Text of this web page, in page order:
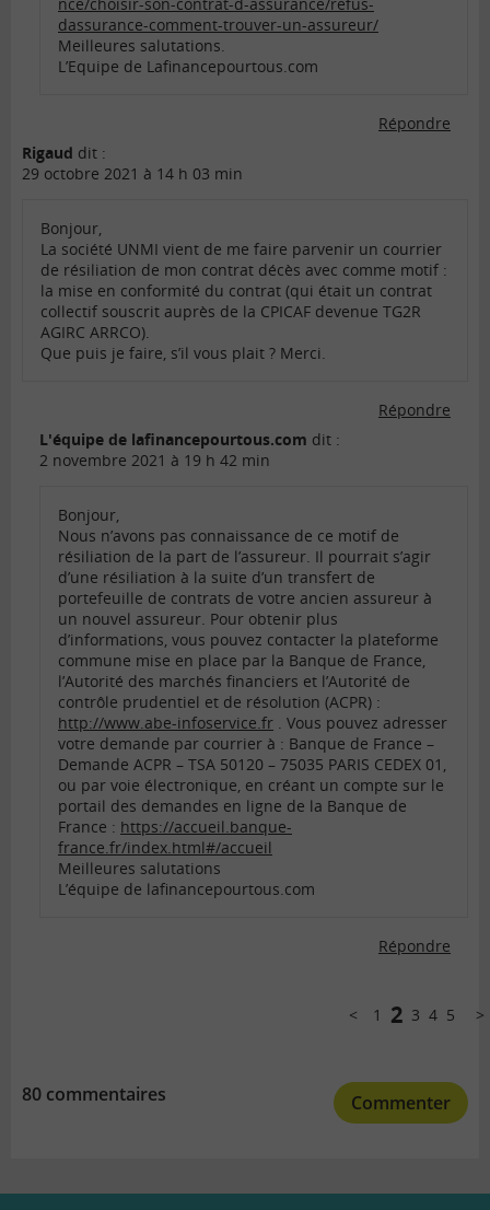
dassurance-comment-trouver-un-assureur/
Meilleures salutations.
L’Equipe de Lafinancepourtous.com
Répondre
Rigaud dit :
29 octobre 2021 à 14 h 03 min
Bonjour,
La société UNMI vient de me faire parvenir un courrier
de résiliation de mon contrat décès avec comme motif :
la mise en conformité du contrat (qui était un contrat
collectif souscrit auprès de la CPICAF devenue TG2R
AGIRC ARRCO).
Que puis je faire, s’il vous plait ? Merci.
Répondre
L'équipe de lafinancepourtous.com dit :
2 novembre 2021 à 19 h 42 min
Bonjour,
Nous n’avons pas connaissance de ce motif de
résiliation de la part de l’assureur. Il pourrait s’agir
d’une résiliation à la suite d’un transfert de
portefeuille de contrats de votre ancien assureur à
un nouvel assureur. Pour obtenir plus
d’informations, vous pouvez contacter la plateforme
commune mise en place par la Banque de France,
l’Autorité des marchés financiers et l’Autorité de
contrôle prudentiel et de résolution (ACPR) :
http://www.abe-infoservice.fr . Vous pouvez adresser
votre demande par courrier à : Banque de France –
Demande ACPR – TSA 50120 – 75035 PARIS CEDEX 01,
ou par voie électronique, en créant un compte sur le
portail des demandes en ligne de la Banque de
France : https://accueil.banque-
france.fr/index.html#/accueil
Meilleures salutations
L’équipe de lafinancepourtous.com
Répondre
Précédent
1 2 3 4 5
80 commentaires Commenter